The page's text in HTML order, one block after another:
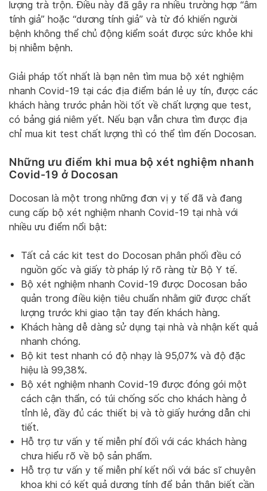
lượng trà trộn. Điều này đã gây ra nhiều trường hợp “âm
tính giả” hoặc “dương tính giả” và từ đó khiến người
bệnh không thể chủ động kiểm soát được sức khỏe khi
bị nhiễm bệnh.
Giải pháp tốt nhất là bạn nên tìm mua bộ xét nghiệm
nhanh Covid-19 tại các địa điểm bán lẻ uy tín, được các
khách hàng trước phản hồi tốt về chất lượng que test,
có bảng giá niêm yết. Nếu bạn vẫn chưa tìm được địa
chỉ mua kit test chất lượng thì có thể tìm đến Docosan.
Những ưu điểm khi mua bộ xét nghiệm nhanh
Covid-19 ở Docosan
Docosan là một trong những đơn vị y tế đã và đang
cung cấp bộ xét nghiệm nhanh Covid-19 tại nhà với
nhiều ưu điểm nổi bật:
Tất cả các kit test do Docosan phân phối đều có
nguồn gốc và giấy tờ pháp lý rõ ràng từ Bộ Y tế.
Bộ xét nghiệm nhanh Covid-19 được Docosan bảo
quản trong điều kiện tiêu chuẩn nhằm giữ được chất
lượng trước khi giao tận tay đến khách hàng.
Khách hàng dễ dàng sử dụng tại nhà và nhận kết quả
nhanh chóng.
Bộ kit test nhanh có độ nhạy là 95,07% và độ đặc
hiệu là 99,38%.
Bộ xét nghiệm nhanh Covid-19 được đóng gói một
cách cận thẩn, có túi chống sốc cho khách hàng ở
tỉnh lẻ, đầy đủ các thiết bị và tờ giấy hướng dẫn chi
tiết.
Hỗ trợ tư vấn y tế miễn phí đối với các khách hàng
chưa hiểu rõ về bộ sản phẩm.
Hỗ trợ tư vấn y tế miễn phí kết nối với bác sĩ chuyên
khoa khi có kết quả dương tính để bản thân biết cần